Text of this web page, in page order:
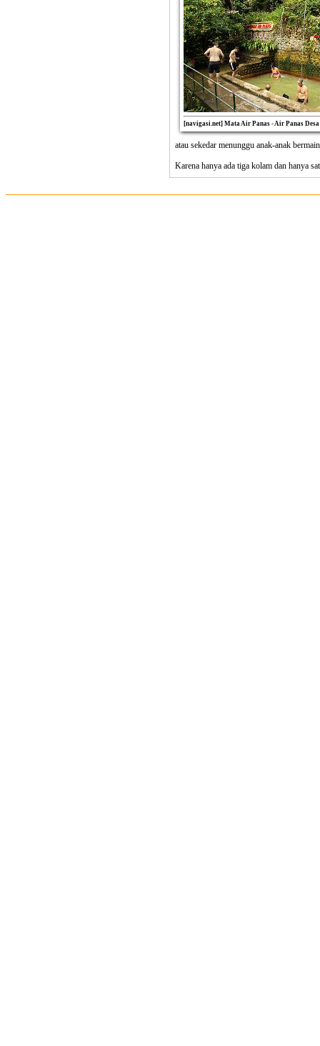
[navigasi.net] Mata Air Panas - Air Panas
atau sekedar menunggu anak-anak
Karena hanya ada tiga kolam dan hanya